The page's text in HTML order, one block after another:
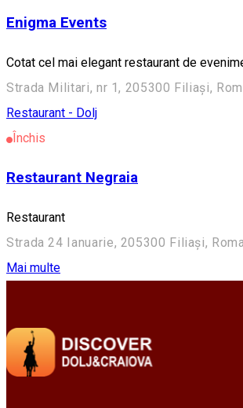
Enigma Events
Cotat cel mai elegant restaurant de
Strada Militari, nr 1, 205300 Filiași,
Restaurant - Dolj
Închis
Restaurant Negraia
Restaurant
Strada 24 Ianuarie, 205300 Filiași,
Mai multe